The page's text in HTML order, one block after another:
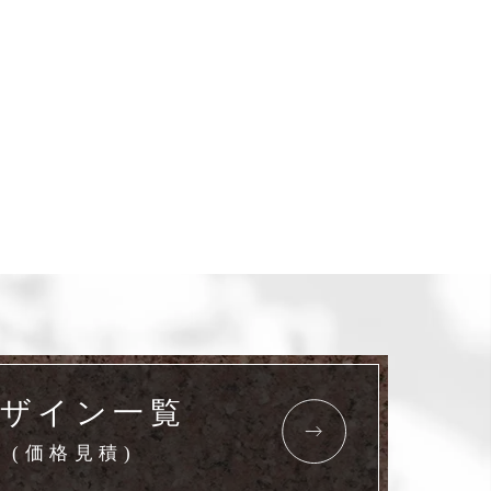
イン一覧
(価格見積)